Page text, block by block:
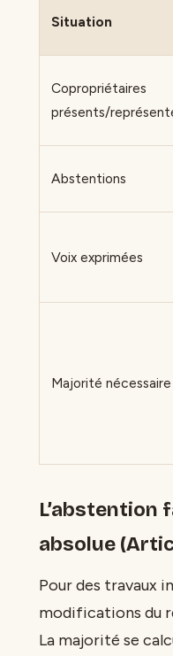
Situation
Copropriétaires
présents/
Abstentions
Voix exprimées
Majorité nécessaire
L’abstention
absolue
Pour des travaux
modifications du
La majorité se